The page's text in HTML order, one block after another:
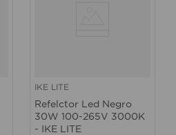
IKE LITE
Refelctor Led Negro
30W 100-265V 3000K
- IKE LITE